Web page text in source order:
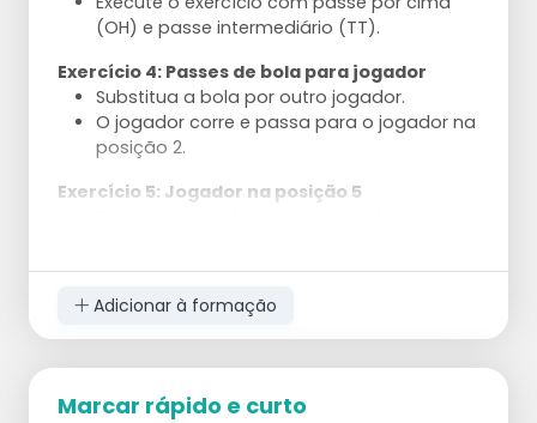
(OH) e passe intermediário (TT).
Exercício 4: Passes de bola para jogador
Substitua a bola por outro jogador.
O jogador corre e passa para o jogador na
posição 2.
Exercício 5: Jogador na posição 5
O jogador escolhe a posição 2 ou 5.
Passar para o local onde ele não está.
Adicionar à formação
Marcar rápido e curto